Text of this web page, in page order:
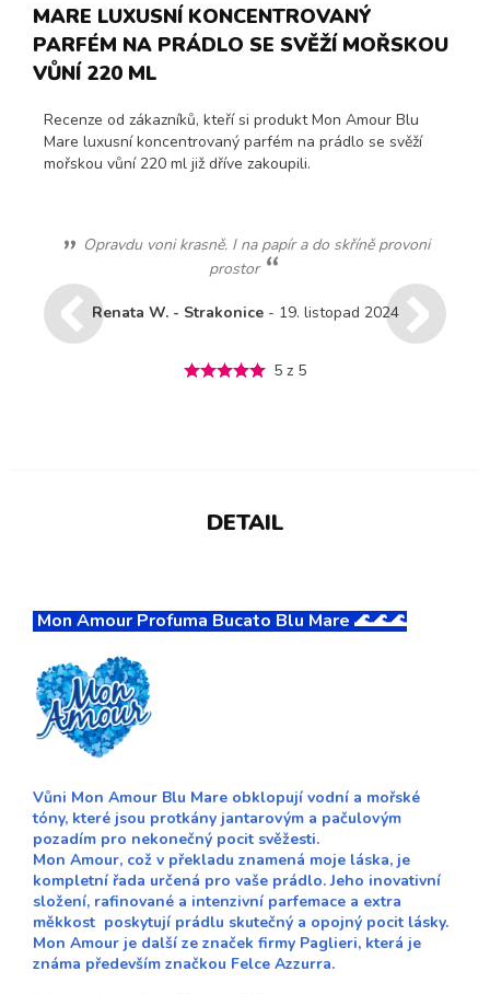
MARE LUXUSNÍ KONCENTROVANÝ
PARFÉM NA PRÁDLO SE SVĚŽÍ MOŘSKOU
VŮNÍ 220 ML
Recenze od zákazníků, kteří si produkt Mon Amour Blu
Mare luxusní koncentrovaný parfém na prádlo se svěží
mořskou vůní 220 ml již dříve zakoupili.
Opravdu voni krasně. I na papír a do skříně provoni
prostor
5 z 5
Renata W. - Strakonice- 19. listopad 2024
DETAIL
Mon Amour Profuma Bucato Blu Mare 🌊🌊🌊
Vůni Mon Amour Blu Mare obklopují vodní a mořské
tóny, které jsou protkány jantarovým a pačulovým
pozadím pro nekonečný pocit svěžesti.
Mon Amour, což v překladu znamená moje láska, je
kompletní řada určená pro vaše prádlo. Jeho inovativní
složení, rafinované a intenzivní parfemace a extra
měkkost poskytují prádlu skutečný a opojný pocit lásky.
Mon Amour je další ze značek firmy Paglieri, která je
známa především značkou Felce Azzurra.